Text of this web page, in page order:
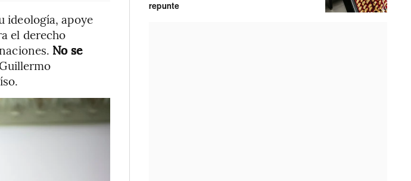
ideología, apoye
el derecho
No se
repunte